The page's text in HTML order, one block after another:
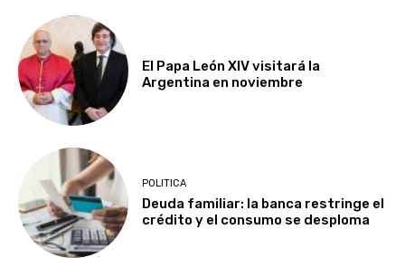
El Papa León XIV visitará la
Argentina en noviembre
POLITICA
Deuda familiar: la banca restringe el
crédito y el consumo se desploma